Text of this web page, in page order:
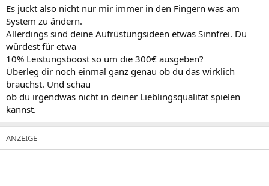
Es juckt also nicht nur mir immer in den Fingern was am
System zu ändern.
Allerdings sind deine Aufrüstungsideen etwas Sinnfrei. Du
würdest für etwa
10% Leistungsboost so um die 300€ ausgeben?
Überleg dir noch einmal ganz genau ob du das wirklich
brauchst. Und schau
ob du irgendwas nicht in deiner Lieblingsqualität spielen
kannst.